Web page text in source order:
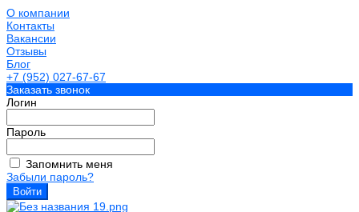
О компании
Контакты
Вакансии
Отзывы
Блог
+7 (952) 027-67-67
Заказать звонок
Логин
Пароль
Запомнить меня
Забыли пароль?